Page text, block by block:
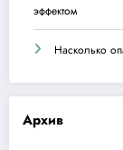
эффектом
Насколько
Архив